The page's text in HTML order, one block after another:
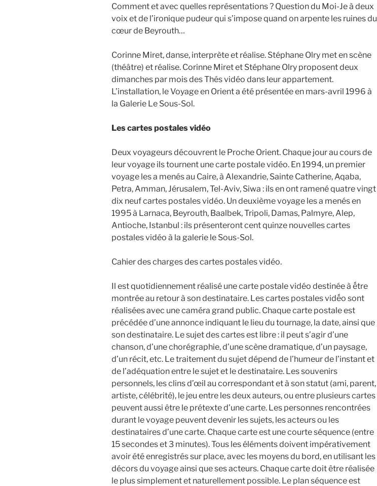
Comment et avec quelles représentations ? Question du Moi-Je à deux
voix et de l’ironique pudeur qui s’impose quand on arpente les ruines du
cœur de Beyrouth…
Corinne Miret, danse, interprète et réalise. Stéphane Olry met en scène
(théâtre) et réalise. Corinne Miret et Stéphane Olry proposent deux
dimanches par mois des Thés vidéo dans leur appartement.
L’installation, le Voyage en Orient a été présentée en mars-avril 1996 à
la Galerie Le Sous-Sol.
Les cartes postales vidéo
Deux voyageurs découvrent le Proche Orient. Chaque jour au cours de
leur voyage ils tournent une carte postale vidéo. En 1994, un premier
voyage les a menés au Caire, à Alexandrie, Sainte Catherine, Aqaba,
Petra, Amman, Jérusalem, Tel-Aviv, Siwa : ils en ont ramené quatre vingt
dix neuf cartes postales vidéo. Un deuxième voyage les a menés en
1995 à Larnaca, Beyrouth, Baalbek, Tripoli, Damas, Palmyre, Alep,
Antioche, Istanbul : ils présenteront cent quinze nouvelles cartes
postales vidéo à la galerie le Sous-Sol.
Cahier des charges des cartes postales vidéo.
Il est quotidiennement réalisé une carte postale vidéo destinée à ếtre
montrée au retour à son destinataire. Les cartes postales vidếo sont
réalisées avec une caméra grand public. Chaque carte postale est
précédée d’une annonce indiquant le lieu du tournage, la date, ainsi que
son destinataire. Le sujet des cartes est libre : il peut s’agir d’une
chanson, d’une chorégraphie, d’une scène dramatique, d’un paysage,
d’un récit, etc. Le traitement du sujet dépend de l’humeur de l’instant et
de l’adéquation entre le sujet et le destinataire. Les souvenirs
personnels, les clins d’œil au correspondant et à son statut (ami, parent,
artiste, célébrité), le jeu entre les deux auteurs, ou entre plusieurs cartes
peuvent aussi être le prétexte d’une carte. Les personnes rencontrées
durant le voyage peuvent devenir les sujets, les acteurs ou les
destinataires d’une carte. Chaque carte est une courte séquence (entre
15 secondes et 3 minutes). Tous les éléments doivent impérativement
avoir été enregistrés sur place, avec les moyens du bord, en utilisant les
décors du voyage ainsi que ses acteurs. Chaque carte doit être réalisée
le plus simplement et naturellement possible. Le plan séquence est